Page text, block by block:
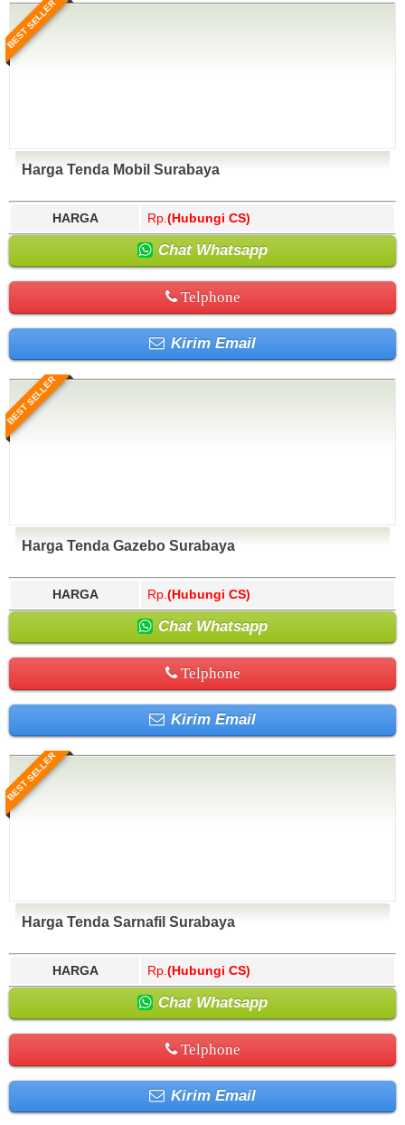
BEST SELLER
Harga Tenda Mobil Surabaya
HARGA Rp. (Hubungi CS)
Chat Whatsapp
Telphone
Kirim Email
BEST SELLER
Harga Tenda Gazebo Surabaya
HARGA Rp. (Hubungi CS)
Chat Whatsapp
Telphone
Kirim Email
BEST SELLER
Harga Tenda Sarnafil Surabaya
HARGA Rp. (Hubungi CS)
Chat Whatsapp
Telphone
Kirim Email